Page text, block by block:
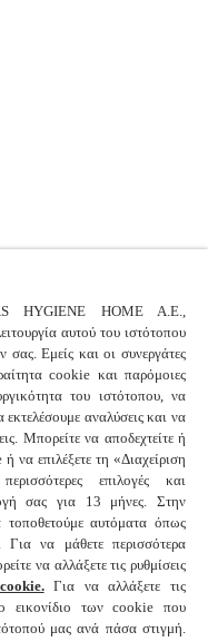
Reserved
HYGIENE HOME A.E.,
αυτού του ιστότοπου
Εμείς και οι συνεργάτες
cookie και παρόμοιες
του ιστότοπου, να
αναλύσεις και να
Μπορείτε να αποδεχτείτε ή
επιλέξετε τη «Διαχείριση
επιλογές και
σας για 13 μήνες. Στην
αυτόματα όπως
Για να μάθετε περισσότερα
να αλλάξετε τις ρυθμίσεις
Για να αλλάξετε τις
εικονίδιο των cookie που
μας ανά πάσα στιγμή.